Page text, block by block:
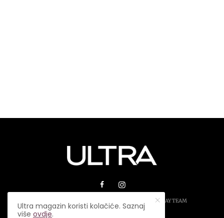
© 2026 ULTRA MAGAZIN. SVA PRAVA ZADRŽANA.PLAY TEAM
Ultra magazin koristi kolačiće. Saznaj
višeovdje.